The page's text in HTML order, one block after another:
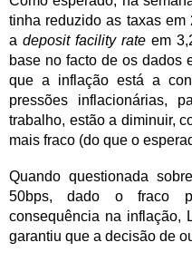
tinha reduzido as taxas
a deposit facility rateem
base no facto de os dados
que a inflação está a
pressões inflacionárias,
trabalho, estão a diminuir,
mais fraco (do que o
Quando questionada
50bps, dado o fraco
consequência na inflação,
garantiu que a decisão de